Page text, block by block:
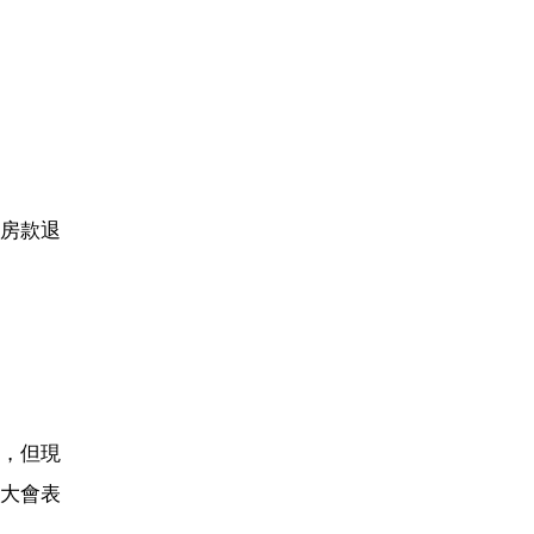
款退
但現
會表